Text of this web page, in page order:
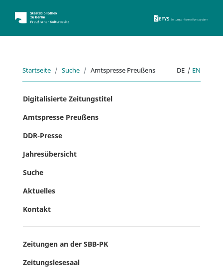
Startseite Suche Amtspresse Preußens DE | EN
Digitalisierte Zeitungstitel
Amtspresse Preußens
DDR-Presse
Jahresübersicht
Suche
Aktuelles
Kontakt
Zeitungen an der SBB-PK
Zeitungslesesaal